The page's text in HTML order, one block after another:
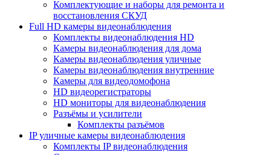
Комплектующие и наборы для ремонта и
восстановления СКУД
Full HD камеры видеонаблюдения
Комплекты видеонаблюдения HD
Камеры видеонаблюдения для дома
Камеры видеонаблюдения уличные
Камеры видеонаблюдения внутренние
Камеры для видеодомофона
HD видеорегистраторы
HD мониторы для видеонаблюдения
Разъёмы и усилители
Комплекты разъёмов
IP уличные камеры видеонаблюдения
Комплекты IP видеонаблюдения